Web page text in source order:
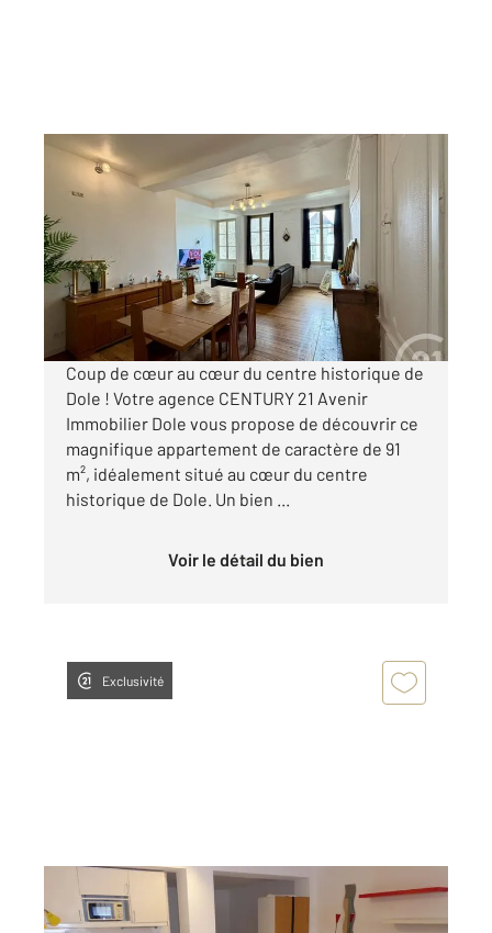
DOLE 39
95,69 m2, 3 pièces
Ref : 13335
Appartement F3 à vendre
199 500 €
Visiter le site dédié
Coup de cœur au cœur du centre historique de
Dole ! Votre agence CENTURY 21 Avenir
Immobilier Dole vous propose de découvrir ce
magnifique appartement de caractère de 91
m², idéalement situé au cœur du centre
historique de Dole. Un bien ...
Voir le détail du bien
Exclusivité
DOLE 39
30 m2, 1 pièce